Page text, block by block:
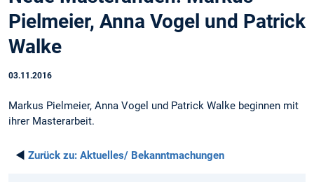
Pielmeier, Anna Vogel und Patrick
Walke
03.11.2016
Markus Pielmeier, Anna Vogel und Patrick Walke beginnen mit
ihrer Masterarbeit.
◄ Zurück zu: Aktuelles/ Bekanntmachungen